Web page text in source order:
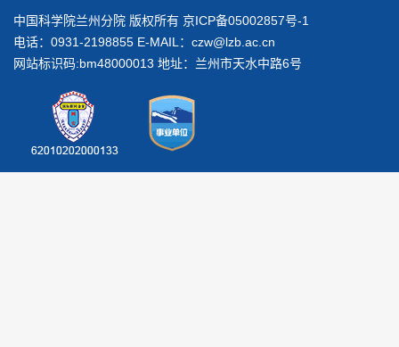
中国科学院兰州分院 版权所有 京ICP备05002857号-1
电话：0931-2198855 E-MAIL： czw@lzb.ac.cn
网站标识码:bm48000013 地址：兰州市天水中路6号